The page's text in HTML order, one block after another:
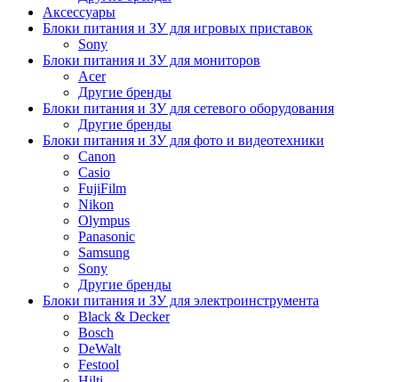
Аксессуары
Блоки питания и ЗУ для игровых приставок
Sony
Блоки питания и ЗУ для мониторов
Acer
Другие бренды
Блоки питания и ЗУ для сетевого оборудования
Другие бренды
Блоки питания и ЗУ для фото и видеотехники
Canon
Casio
FujiFilm
Nikon
Olympus
Panasonic
Samsung
Sony
Другие бренды
Блоки питания и ЗУ для электроинструмента
Black & Decker
Bosch
DeWalt
Festool